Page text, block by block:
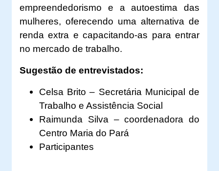
empreendedorismo e a autoestima das
mulheres, oferecendo uma alternativa de
renda extra e capacitando-as para entrar
no mercado de trabalho.
Sugestão de entrevistados:
Celsa Brito – Secretária Municipal de
Trabalho e Assistência Social
Raimunda Silva – coordenadora do
Centro Maria do Pará
Participantes